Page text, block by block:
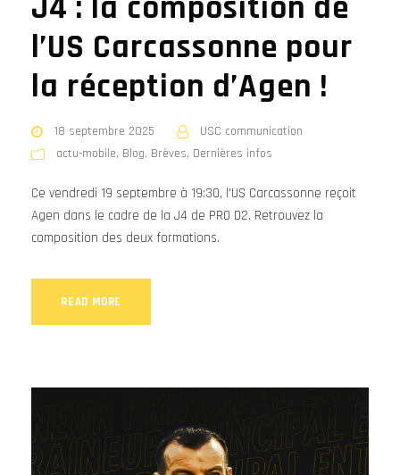
J4 : la composition de
l’US Carcassonne pour
la réception d’Agen !
18 septembre 2025
USC communication
actu-mobile, Blog, Brèves, Dernières infos
Ce vendredi 19 septembre à 19:30, l'US Carcassonne reçoit
Agen dans le cadre de la J4 de PRO D2. Retrouvez la
composition des deux formations.
READ MORE